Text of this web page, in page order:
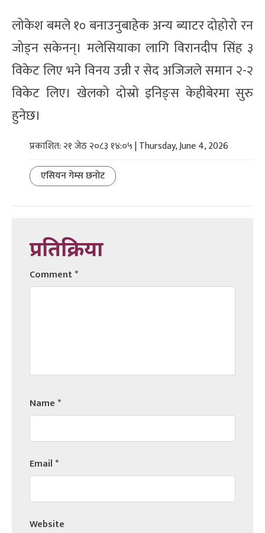
लोकेश बमले १० बनाउनुबाहेक अन्य ब्याटर दोहोरो रन
जोड्न सकेनन्। मलेसियाका लागि विरानदीप सिंह ३
विकेट लिए भने विनय उन्नी र सेद अजिजले समान २-२
विकेट लिए। खेलको दोस्रो इनिङ्स केहीबेरमा सुरु
हुनेछ।
प्रकाशित: २१ जेठ २०८३ १४:०५ | Thursday, June 4, 2026
एसियन गेम्स छनोट
प्रतिक्रिया
Comment*
Name*
Email*
Website